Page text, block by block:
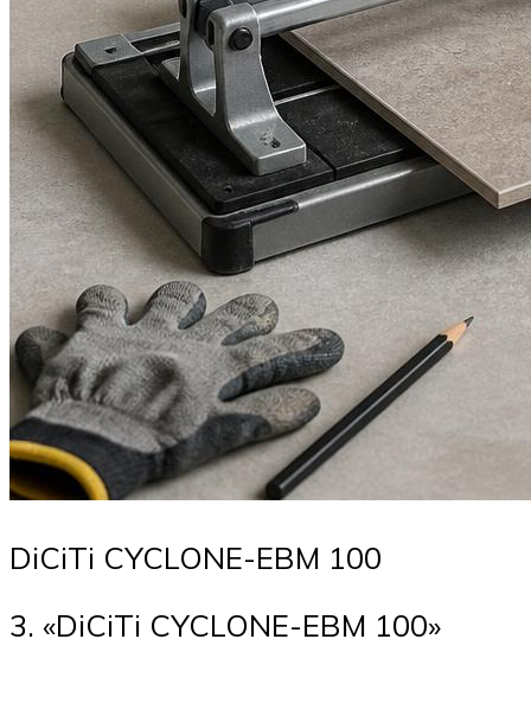
DiCiTi CYCLONE-EBM 100
3. «DiCiTi CYCLONE-EBM 100»